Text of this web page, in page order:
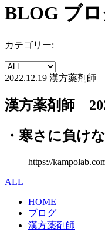
BLOG ブ
カテゴリー:
2022.12.19 漢方薬剤師
漢方薬剤師
・寒さに負け
https://
ALL
HOME
ブログ
漢方薬剤師